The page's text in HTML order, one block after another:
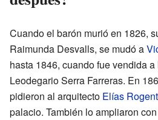
Cuando el barón murió en 1826,
Raimunda Desvalls, se mudó a
hasta 1846, cuando fue vendida
Leodegario Serra Farreras. En
pidieron al arquitecto Elías Rogent
palacio. También lo ampliaron